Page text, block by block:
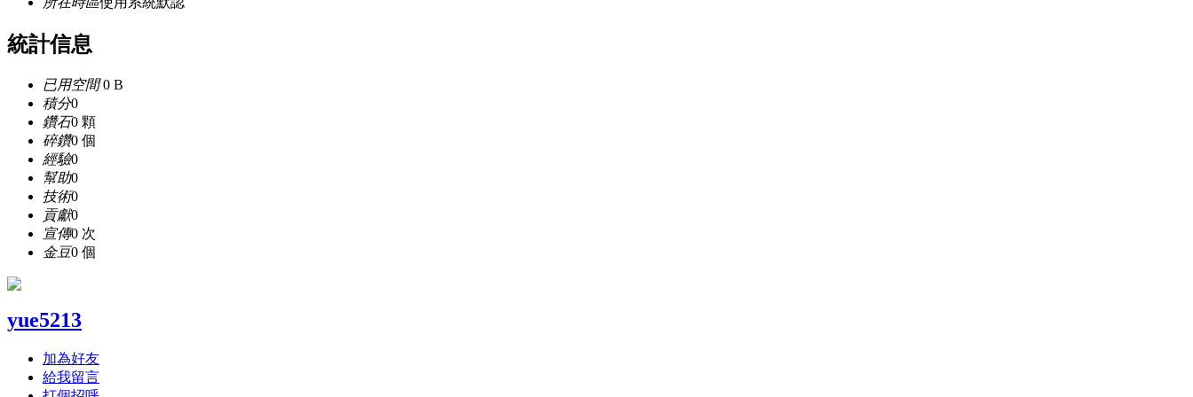
統計信息
已用空間0 B
積分0
鑽石0 顆
碎鑽0 個
經驗0
幫助0
技術0
貢獻0
宣傳0 次
金豆0 個
yue5213
加為好友
給我留言